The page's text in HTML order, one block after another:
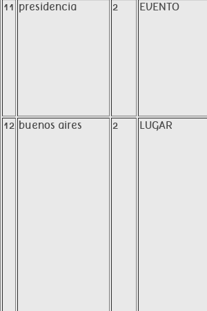
11 presidencia 2 EVENTO
12 buenos aires 2 LUGAR